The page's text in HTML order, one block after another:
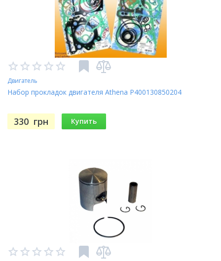
Двигатель
Набор прокладок двигателя Athena P400130850204
330 грн Купить